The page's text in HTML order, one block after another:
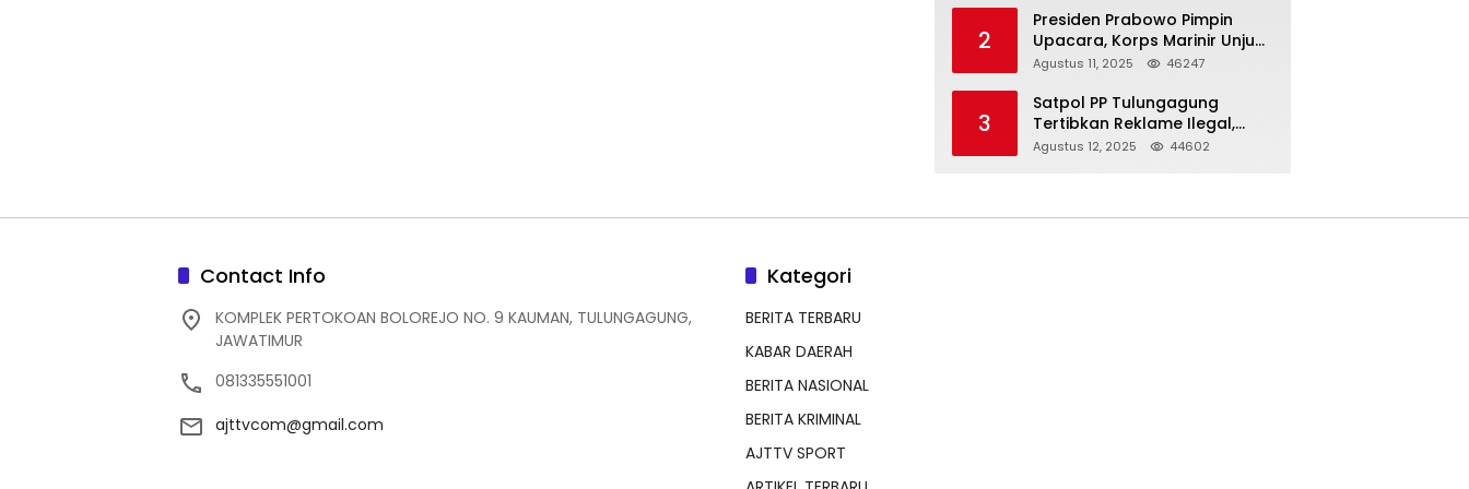
2
Presiden Prabowo Pimpin
Upacara, Korps Marinir Unjuk
Kekuatan dan Resmikan
Agustus 11, 2025 46247
3
Satpol PP Tulungagung
Tertibkan Reklame Ilegal,
Wujudkan Kota yang Rapi
Agustus 12, 2025 44602
Contact Info
KOMPLEK PERTOKOAN BOLOREJO NO. 9 KAUMAN, TULUNGAGUNG,
JAWATIMUR
081335551001
ajttvcom@gmail.com
Kategori
BERITA TERBARU
KABAR DAERAH
BERITA NASIONAL
BERITA KRIMINAL
AJTTV SPORT